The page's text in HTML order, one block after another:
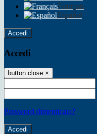
Français
Español
Accedi
Accedi
button close ×
Password dimenticata?